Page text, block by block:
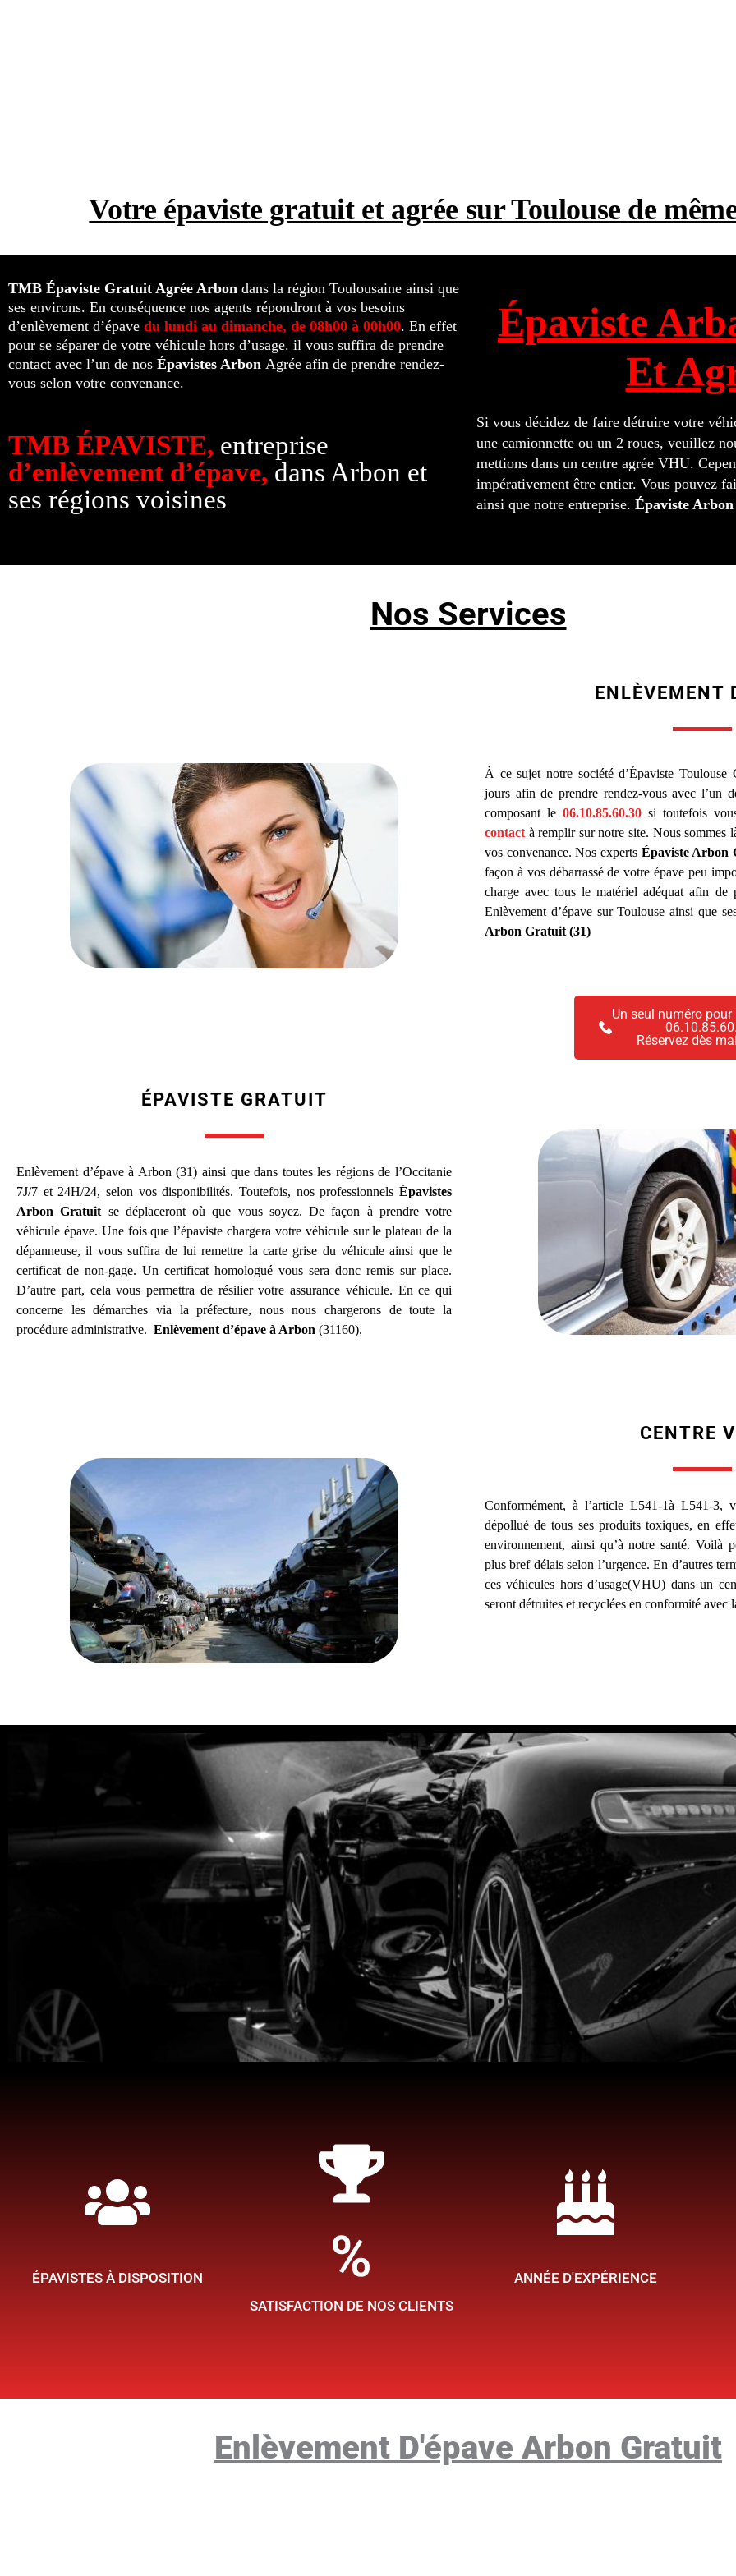
Votre épaviste gratuit et agrée sur Toulouse de
TMB Épaviste Gratuit Agrée Arbon dans la région Toulousaine ainsi que
ses environs. En conséquence nos agents répondront à vos besoins
d’enlèvement d’épave du lundi au dimanche, de 08h00 à 00h00. En effet
pour se séparer de votre véhicule hors d’usage. il vous suffira de prendre
contact avec l’un de nos Épavistes Arbon Agrée afin de prendre rendez-
vous selon votre convenance.
TMB ÉPAVISTE, entreprise
d’enlèvement d’épave, dans Arbon et
ses régions voisines
Épaviste
Et
Si vous décidez de faire détruire votre
une camionnette ou un 2 roues, veuillez
mettions dans un centre agrée VHU.
impérativement être entier. Vous pouvez
ainsi que notre entreprise. Épaviste Arbon
Nos Services
ENLÈVEMENT
À ce sujet notre société d’Épaviste
jours afin de prendre rendez-vous avec l’un
composant le 06.10.85.60.30 si toutefois
contact à remplir sur notre site. Nous sommes
vos convenance. Nos experts Épaviste Arbon
façon à vos débarrassé de votre épave peu
charge avec tous le matériel adéquat afin de
Enlèvement d’épave sur Toulouse ainsi que
Arbon Gratuit (31)
Un seul numéro
Réservez dès
ÉPAVISTE GRATUIT
Enlèvement d’épave à Arbon (31) ainsi que dans toutes les régions de l’Occitanie
7J/7 et 24H/24, selon vos disponibilités. Toutefois, nos professionnels Épavistes
Arbon Gratuit se déplaceront où que vous soyez. De façon à prendre votre
véhicule épave. Une fois que l’épaviste chargera votre véhicule sur le plateau de la
dépanneuse, il vous suffira de lui remettre la carte grise du véhicule ainsi que le
certificat de non-gage. Un certificat homologué vous sera donc remis sur place.
D’autre part, cela vous permettra de résilier votre assurance véhicule. En ce qui
concerne les démarches via la préfecture, nous nous chargerons de toute la
procédure administrative. Enlèvement d’épave à Arbon (31160).
CENTRE
Conformément, à l’article L541-1à L541-3,
dépollué de tous ses produits toxiques, en
environnement, ainsi qu’à notre santé. Voilà
plus bref délais selon l’urgence. En d’autres
ces véhicules hors d’usage(VHU) dans un
seront détruites et recyclées en conformité avec
Chez TMB épaviste, ce qui compte pour nous c'est de faire en sorte que votre
l'enlèvement et du rachat de votre voiture épave soit aussi simple que possible
puissiez obtenir rapidement la tranquillité d'esprit.
Contactez nous
ÉPAVISTES À DISPOSITION
SATISFACTION DE NOS CLIENTS
% ANNÉE D'EXPÉRIENCE
Enlèvement D'épave Arbon Gratuit